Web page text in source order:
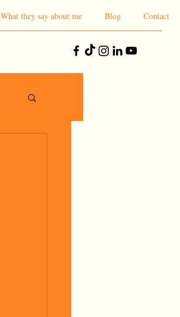
What they say about me Blog Contact